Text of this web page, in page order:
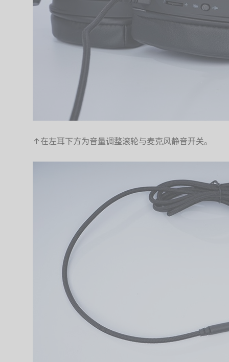
↑在左耳下方为音量调整滚轮与麦克风静音开关。